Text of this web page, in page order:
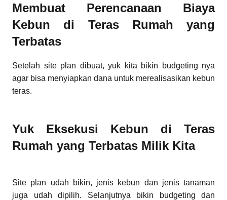
Membuat Perencanaan Biaya
Kebun di Teras Rumah yang
Terbatas
Setelah site plan dibuat, yuk kita bikin budgeting nya
agar bisa menyiapkan dana untuk merealisasikan kebun
teras.
Yuk Eksekusi Kebun di Teras
Rumah yang Terbatas Milik Kita
Site plan udah bikin, jenis kebun dan jenis tanaman
juga udah dipilih. Selanjutnya bikin budgeting dan